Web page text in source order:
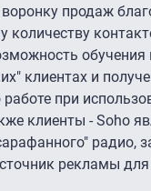
продаж
количеству
клиентах и
работе при
клиенты - Soho
радио,
рекламы